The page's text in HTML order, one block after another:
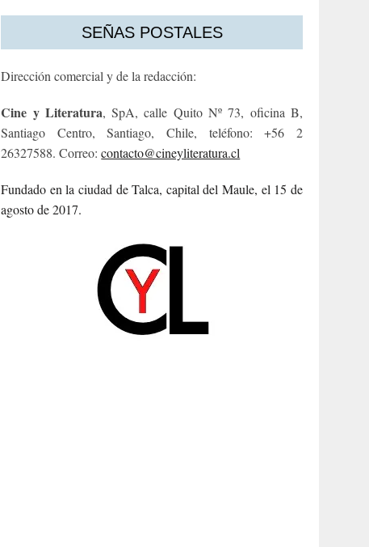
SEÑAS POSTALES
Dirección comercial y de la redacción:
Cine y Literatura, SpA, calle Quito Nº 73, oficina B,
Santiago Centro, Santiago, Chile, teléfono: +56 2
26327588. Correo:contacto@cineyliteratura.cl
Fundado en la ciudad de Talca, capital del Maule, el 15 de
agosto de 2017.